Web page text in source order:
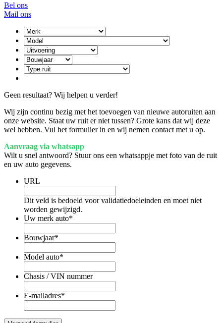
Bel ons
Mail ons
Geen resultaat? Wij helpen u verder!
Wij zijn continu bezig met het toevoegen van nieuwe autoruiten aan
onze website. Staat uw ruit er niet tussen? Grote kans dat wij deze
wel hebben. Vul het formulier in en wij nemen contact met u op.
Aanvraag via whatsapp
Wilt u snel antwoord? Stuur ons een whatsappje met foto van de ruit
en uw auto gegevens.
URL
Dit veld is bedoeld voor validatiedoeleinden en moet niet
worden gewijzigd.
Uw merk auto*
Bouwjaar*
Model auto*
Chasis / VIN nummer
E-mailadres*